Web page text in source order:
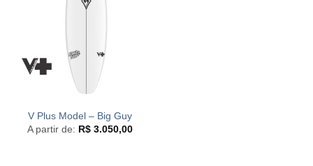
V Plus Model – Big Guy
A partir de: R$ 3.050,00